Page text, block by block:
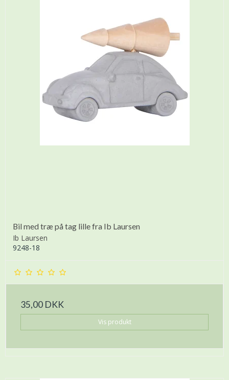
Bil med træ på tag lille fra Ib Laursen
Ib Laursen
9248-18
35,00 DKK
Vis produkt